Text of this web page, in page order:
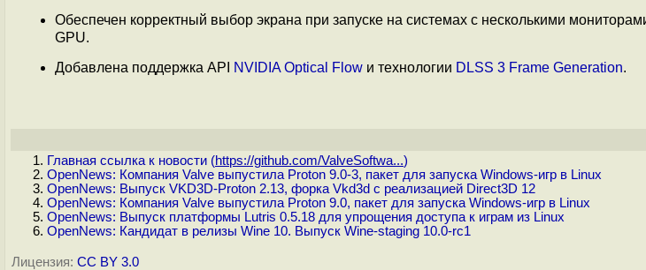
Обеспечен корректный выбор экрана при запуске на системах с несколькими
GPU.
Добавлена поддержка API
NVIDIA Optical Flow и технологии DLSS 3 Frame Generation.
Главная ссылка к новости (https://github.com/ValveSoftwa...)
OpenNews: Компания Valve выпустила Proton 9.0-3, пакет для запуска Windows-игр в Linux
OpenNews: Выпуск VKD3D-Proton 2.13, форка Vkd3d с реализацией Direct3D 12
OpenNews: Компания Valve выпустила Proton 9.0, пакет для запуска Windows-игр в Linux
OpenNews: Выпуск платформы Lutris 0.5.18 для упрощения доступа к играм из Linux
OpenNews: Кандидат в релизы Wine 10. Выпуск Wine-staging 10.0-rc1
Лицензия: CC BY 3.0